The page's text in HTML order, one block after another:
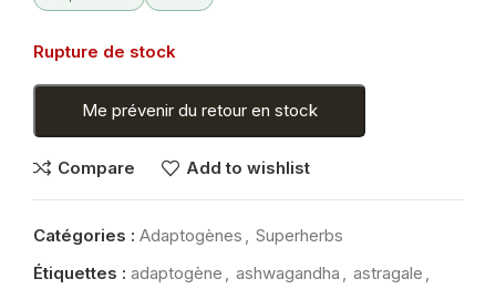
Rupture de stock
Me prévenir du retour en stock
Compare Add to wishlist
Catégories : Adaptogènes , Superherbs
Étiquettes : adaptogène , ashwagandha , astragale ,